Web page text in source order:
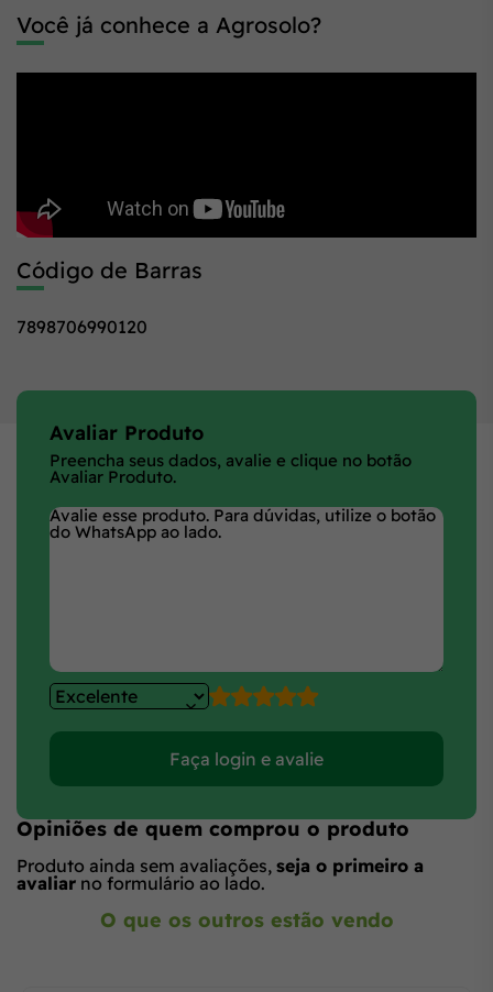
Você já conhece a Agrosolo?
Código de Barras
7898706990120
Avaliar Produto
Preencha seus dados, avalie e clique no botão
Avaliar Produto.
Faça login e avalie
Opiniões de quem comprou o produto
Produto ainda sem avaliações, seja o primeiro a
avaliar no formulário ao lado.
O que os outros estão vendo